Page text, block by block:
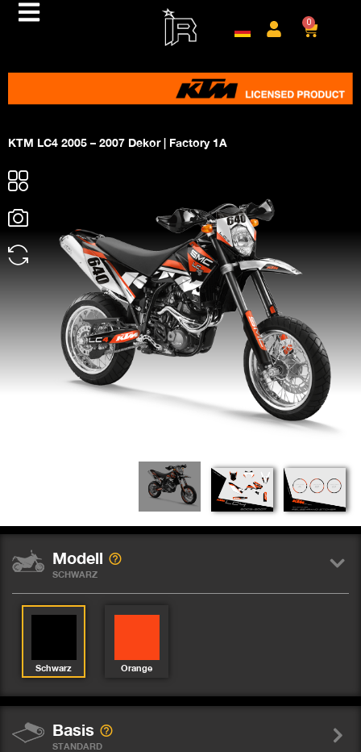
0
KTM LC4 2005 – 2007 Dekor | Factory 1A
Modell
SCHWARZ
Schwarz Orange
Basis
STANDARD